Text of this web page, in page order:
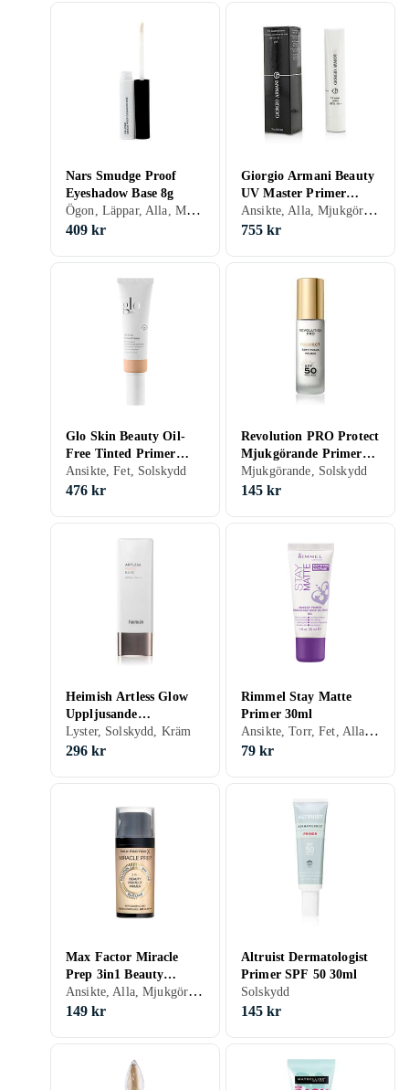
Nars Smudge Proof
Eyeshadow Base 8g
Ögon, Läppar, Alla, Mjukgörande, Lyster, Solskydd, Matt, Kräm
409 kr
Giorgio Armani Beauty
UV Master Primer
SPF30
Ansikte, Alla, Mjukgörande, Lyster, Solskydd, Matt, Porminimering, Kräm
755 kr
Glo Skin Beauty Oil-
Free Tinted Primer
50ml
Ansikte, Fet, Solskydd
476 kr
Revolution PRO Protect
Mjukgörande Primer
SPF 50 27ml
Mjukgörande, Solskydd
145 kr
Heimish Artless Glow
Uppljusande
sminkprimer SPF 50+
40g female
Lyster, Solskydd, Kräm
296 kr
Rimmel Stay Matte
Primer 30ml
Ansikte, Torr, Fet, Alla, Återfuktande, Solskydd, Matt, Porminimering, Kräm
79 kr
Max Factor Miracle
Prep 3in1 Beauty
Protect Primer
Ansikte, Alla, Mjukgörande, Solskydd, Matt, Porminimering, Kräm
149 kr
Altruist Dermatologist
Primer SPF 50 30ml
Solskydd
145 kr